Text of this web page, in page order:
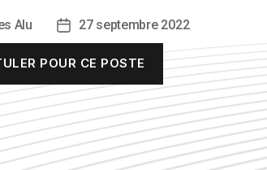
Alu
Date
de
l’article
27 septembre 2022
POUR CE POSTE